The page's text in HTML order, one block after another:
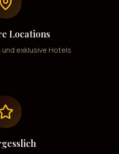
Locations
exklusive Hotels